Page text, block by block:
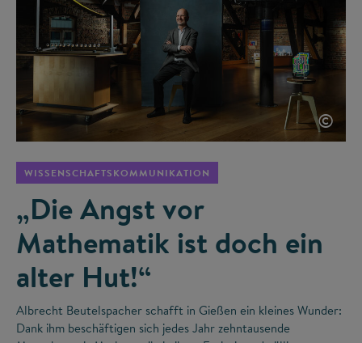
©
WISSENSCHAFTSKOMMUNIKATION
„Die Angst vor
Mathematik ist doch ein
alter Hut!“
Albrecht Beutelspacher schafft in Gießen ein kleines Wunder:
Dank ihm beschäftigen sich jedes Jahr zehntausende